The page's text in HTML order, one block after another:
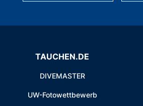
TAUCHEN.DE
DIVEMASTER
UW-Fotowettbewerb